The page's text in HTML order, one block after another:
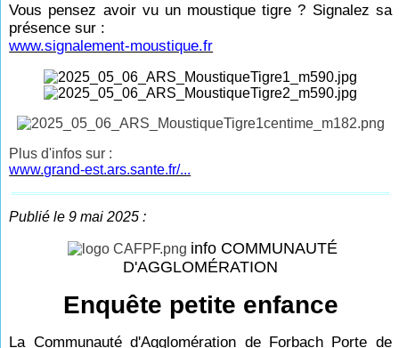
Vous pensez avoir vu un moustique tigre ? Signalez sa
présence sur :
www.signalement-moustique.fr
Plus d'infos sur :
www.grand-est.ars.sante.fr/...
Publié le 9 mai 2025 :
info COMMUNAUTÉ
D'AGGLOMÉRATION
Enquête petite enfance
La Communauté d'Agglomération de Forbach Porte de